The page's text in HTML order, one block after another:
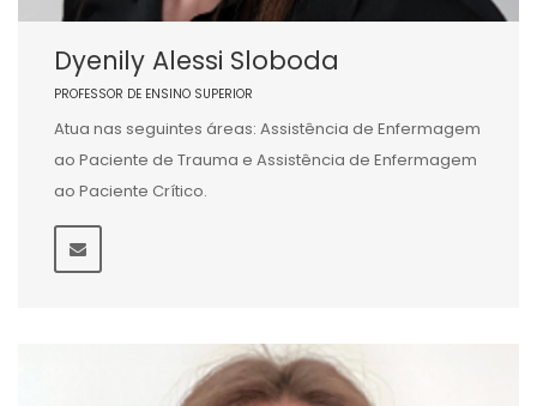
Dyenily Alessi Sloboda
PROFESSOR DE ENSINO SUPERIOR
Atua nas seguintes áreas: Assistência de Enfermagem
ao Paciente de Trauma e Assistência de Enfermagem
ao Paciente Crítico.